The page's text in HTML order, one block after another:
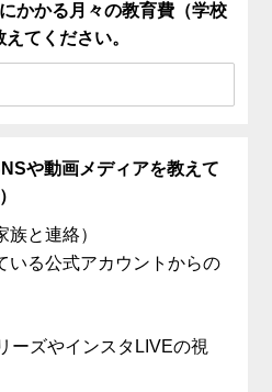
かかる月々の教育費（学校
てください。
や動画メディアを教えて
族と連絡）
いる公式アカウントからの
ーズやインスタLIVEの視